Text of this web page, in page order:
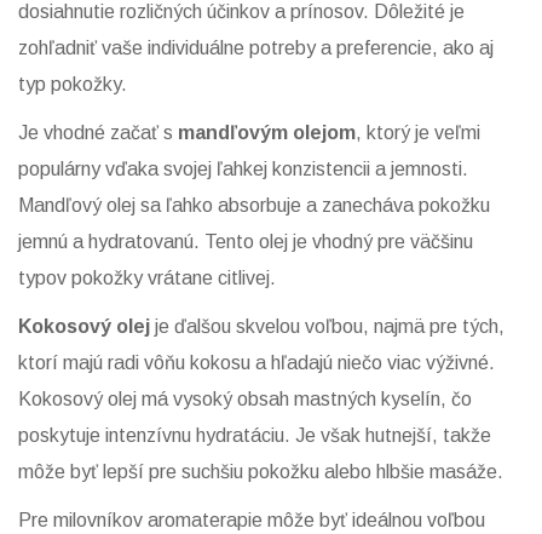
dosiahnutie rozličných účinkov a prínosov. Dôležité je
zohľadniť vaše individuálne potreby a preferencie, ako aj
typ pokožky.
Je vhodné začať s mandľovým olejom, ktorý je veľmi
populárny vďaka svojej ľahkej konzistencii a jemnosti.
Mandľový olej sa ľahko absorbuje a zanecháva pokožku
jemnú a hydratovanú. Tento olej je vhodný pre väčšinu
typov pokožky vrátane citlivej.
Kokosový olej je ďalšou skvelou voľbou, najmä pre tých,
ktorí majú radi vôňu kokosu a hľadajú niečo viac výživné.
Kokosový olej má vysoký obsah mastných kyselín, čo
poskytuje intenzívnu hydratáciu. Je však hutnejší, takže
môže byť lepší pre suchšiu pokožku alebo hlbšie masáže.
Pre milovníkov aromaterapie môže byť ideálnou voľbou